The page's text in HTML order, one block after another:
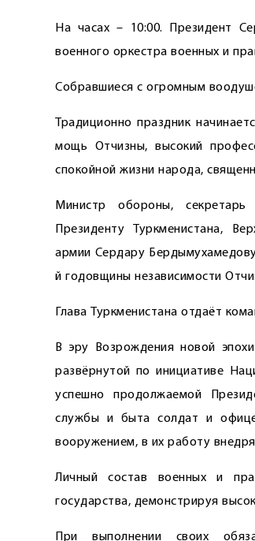
На часах – 10:00. Президент
военного оркестра военных и
Собравшиеся с огромным
Традиционно праздник
мощь Отчизны, высокий
спокойной жизни народа,
Министр обороны, секретарь
Президенту Туркменистана,
армии Сердару
й годовщины независимости
Глава Туркменистана отдаёт
В эру Возрождения новой
развёрнутой по инициативе
успешно продолжаемой
службы и быта солдат и
вооружением, в их работу
Личный состав военных и
государства, демонстрируя
При выполнении своих